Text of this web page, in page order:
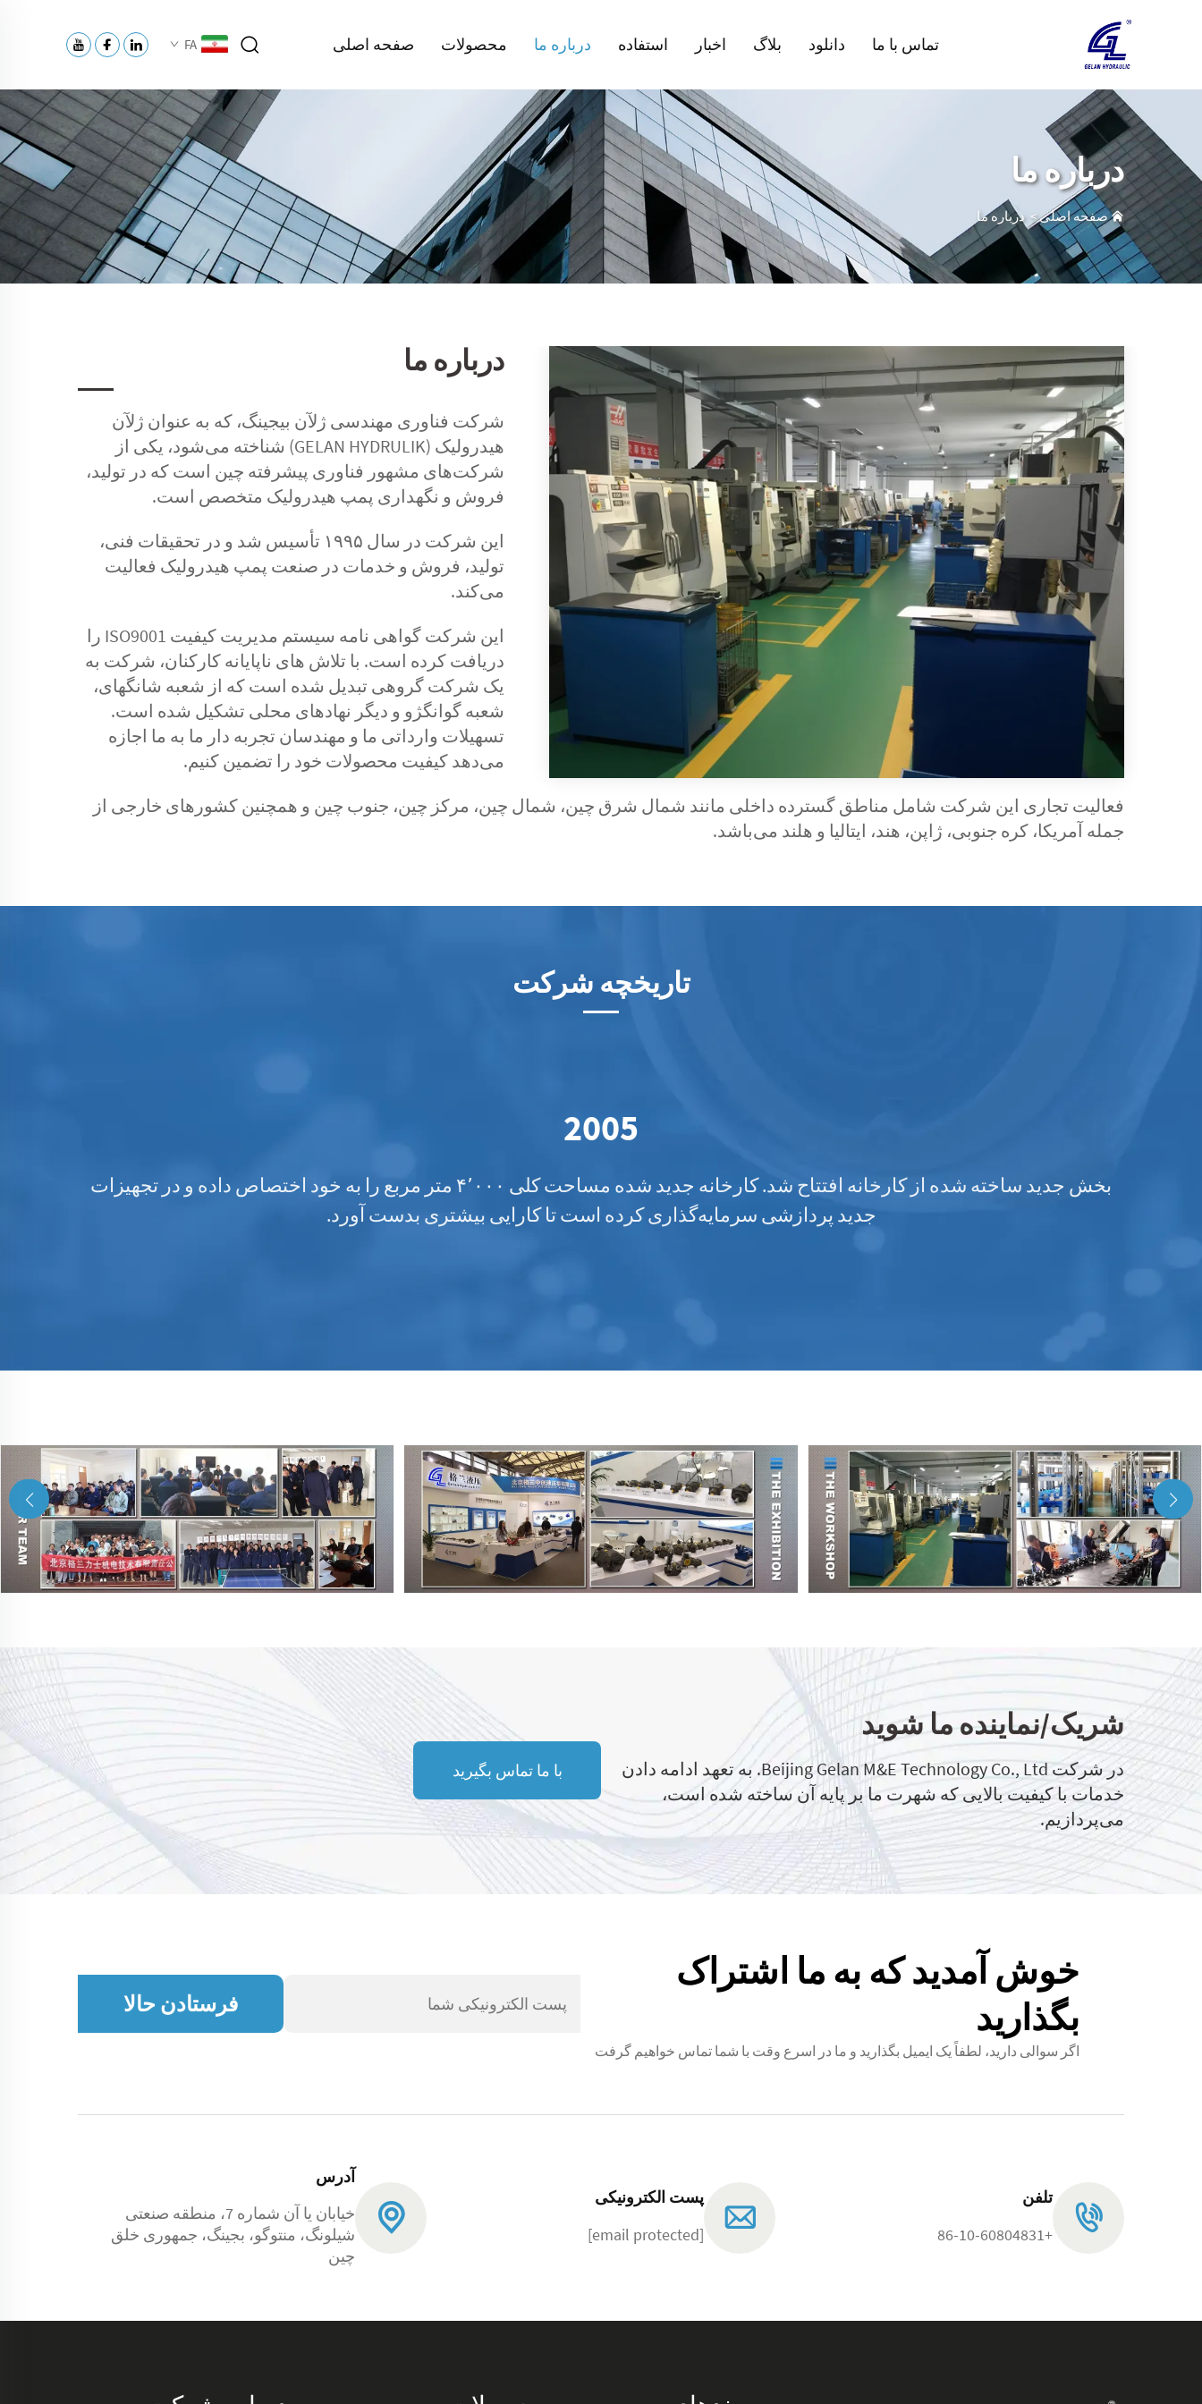
صفحه اصلی محصولات درباره ما استفاده اخبار بلاگ دانلود تماس با ما FA
درباره ما
صفحه اصلی>درباره ما
درباره ما
شرکت فناوری مهندسی ژلآن بیجینگ، که به عنوان ژلآن
هیدرولیک (GELAN HYDRULIK) شناخته می‌شود، یکی از
شرکت‌های مشهور فناوری پیشرفته چین است که در تولید،
فروش و نگهداری پمپ هیدرولیک متخصص است.
این شرکت در سال ۱۹۹۵ تأسیس شد و در تحقیقات فنی،
تولید، فروش و خدمات در صنعت پمپ هیدرولیک فعالیت
می‌کند.
این شرکت گواهی نامه سیستم مدیریت کیفیت ISO9001 را
دریافت کرده است. با تلاش های ناپایانه کارکنان، شرکت به
یک شرکت گروهی تبدیل شده است که از شعبه شانگهای،
شعبه گوانگژو و دیگر نهادهای محلی تشکیل شده است.
تسهیلات وارداتی ما و مهندسان تجربه دار ما به ما اجازه
می‌دهد کیفیت محصولات خود را تضمین کنیم.
فعالیت تجاری این شرکت شامل مناطق گسترده داخلی مانند شمال شرق چین، شمال چین، مرکز چین، جنوب چین و همچنین کشورهای خارجی از
جمله آمریکا، کره جنوبی، ژاپن، هند، ایتالیا و هلند می‌باشد.
تاریخچه شرکت
2009
برای رعایت الزامات کیفیت بالای امروز، ما یک کارخانه معالجه حرارتی ساختیم.
شریک/نماینده ما شوید
در شرکت Beijing Gelan M&E Technology Co., Ltd. به تعهد ادامه دادن
خدمات با کیفیت بالایی که شهرت ما بر پایه آن ساخته شده است،
می‌پردازیم.
با ما تماس بگیرید
خوش آمدید که به ما اشتراک
بگذارید
اگر سوالی دارید، لطفاً یک ایمیل بگذارید و ما در اسرع وقت با شما تماس خواهیم گرفت
فرستادن حالا
تلفن
+86-10-60804831
پست الکترونیکی
[email protected]
آدرس
خیابان یا آن شماره 7، منطقه صنعتی
شیلونگ، منتوگو، بجینگ، جمهوری خلق
چین